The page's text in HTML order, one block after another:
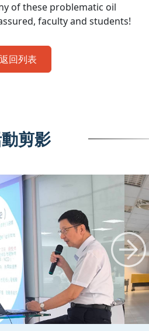
of these problematic oil
faculty and students!
返回列表
剪影